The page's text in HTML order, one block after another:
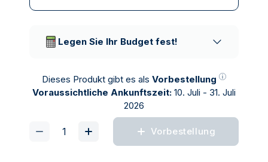
Legen Sie Ihr Budget fest!
Dieses Produkt gibt es als Vorbestellung
Voraussichtliche Ankunftszeit: 10. Juli - 31. Juli
2026
Vorbestellung